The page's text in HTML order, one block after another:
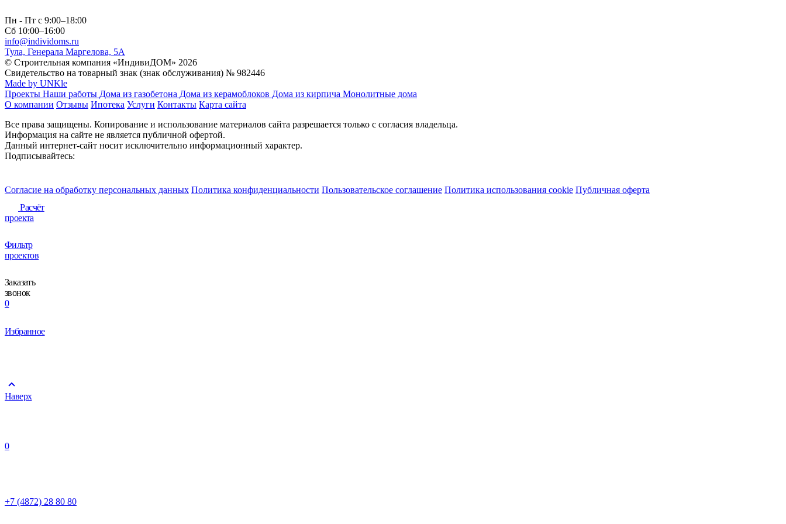
Пн - Пт с 9:00–18:00
Сб 10:00–16:00
info@individoms.ru
Тула, Генерала Маргелова, 5А
© Строительная компания «ИндивиДОМ» 2026
Свидетельство на товарный знак (знак обслуживания) № 982446
Made by UNKle
Проекты Наши работы Дома из газобетона Дома из керамоблоков Дома из кирпича Монолитные дома
О компании Отзывы Ипотека Услуги Контакты Карта сайта
Все права защищены. Копирование и использование материалов сайта разрешается только с согласия владельца.
Информация на сайте не является публичной офертой.
Данный интернет-сайт носит исключительно информационный характер.
Подписывайтесь:
Согласие на обработку персональных данных Политика конфиденциальности Пользовательское соглашение Политика использования сookie Публичная оферта
Расчёт
проекта
Фильтр
проектов
Заказать
звонок
0
Избранное
Наверх
0
+7 (4872) 28 80 80